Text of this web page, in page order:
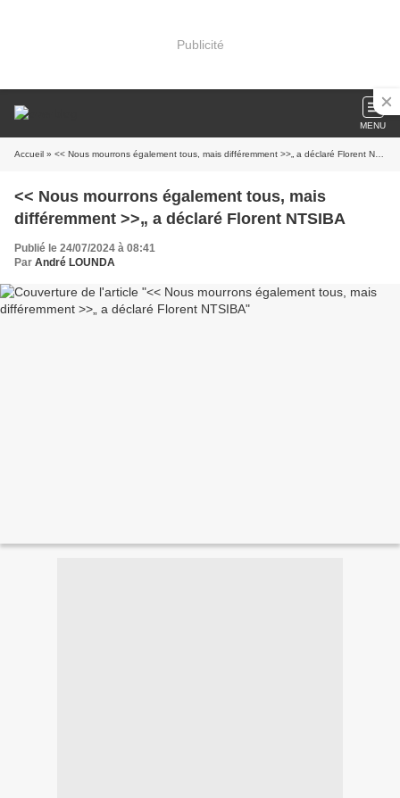
Publicité
MENU
Accueil » << Nous mourrons également tous, mais différemment >>„ a déclaré Florent NTSIBA
<< Nous mourrons également tous, mais
différemment >>„ a déclaré Florent NTSIBA
Publié le 24/07/2024 à 08:41
Par André LOUNDA